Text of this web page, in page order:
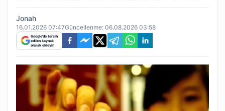
Jonah
16.01.2026 07:47Güncellenme: 06.08.2026 03:58
Google'da tercih
edilen kaynak
olarak ekleyin